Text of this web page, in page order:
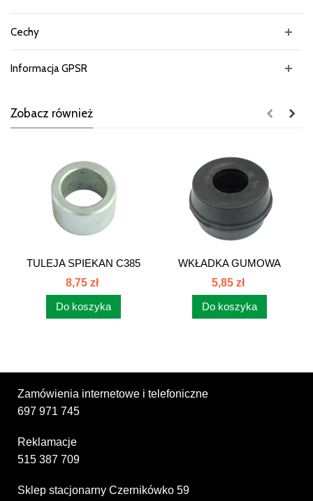
Cechy
Informacja GPSR
Zobacz również
TULEJA SPIEKAN C385
80277002
8,75 zł
Do koszyka
WKŁADKA GUMOWA
UKŁADU...
5,85 zł
Do koszyka
Zamówienia internetowe i telefoniczne
697 971 745
Reklamacje
515 387 709
Sklep stacjonarny Czernikówko 59